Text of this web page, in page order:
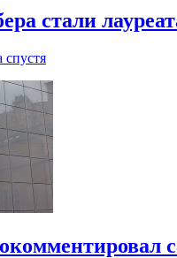
стали
спустя